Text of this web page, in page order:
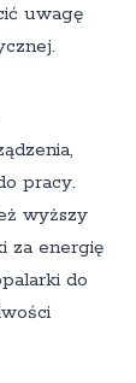
uwagę
pracy.
wyższy
za energię
do